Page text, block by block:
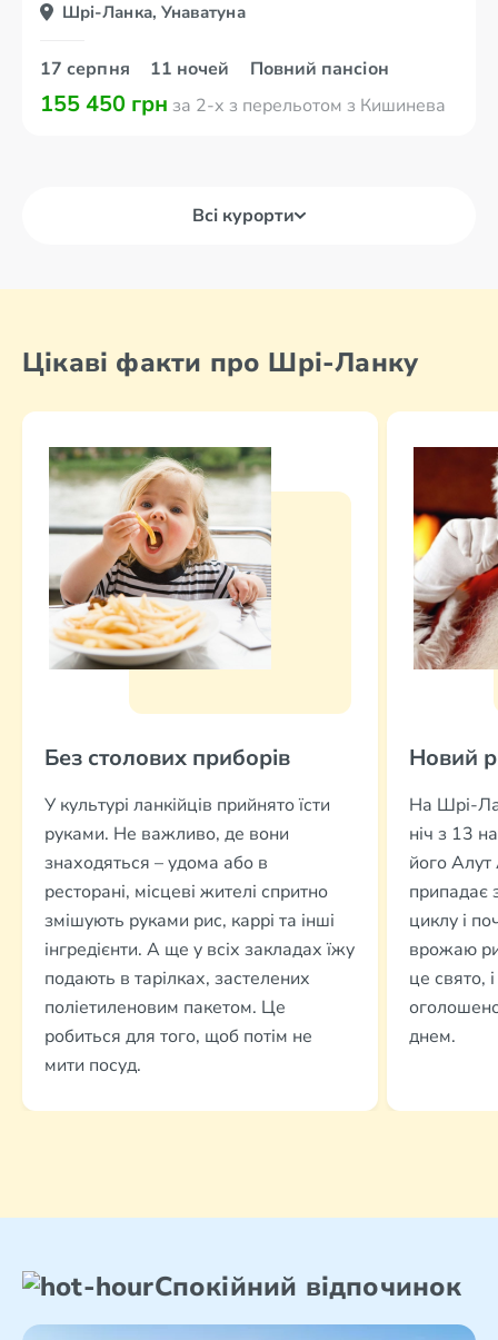
Шрі-Ланка, Унаватуна
17 серпня 11 ночей Повний пансіон
155 450 грн за 2-х з перельотом з Кишинева
Всі курорти
Цікаві факти про Шрі-Ланку
Без столових приборів
У культурі ланкійців прийнято їсти
руками. Не важливо, де вони
знаходяться – удома або в
ресторані, місцеві жителі спритно
змішують руками рис, каррі та інші
інгредієнти. А ще у всіх закладах їжу
подають в тарілках, застелених
поліетиленовим пакетом. Це
робиться для того, щоб потім не
мити посуд.
Новий
На Шрі-
ніч з 13
його Алут
припадає
циклу і
врожаю
це свято,
днем.
Спокійний відпочинок